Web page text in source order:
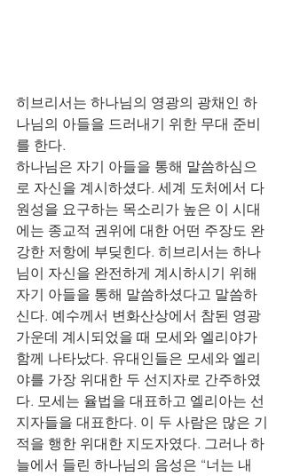
히브리서는 하나님의 영광의 광채인 하
나님의 아들을 드러내기 위한 무대 준비
를 한다.
하나님은 자기 아들을 통해 말씀하심으
로 자신을 계시하셨다. 세계 도처에서 다
원성을 요구하는 목소리가 높은 이 시대
에는 종교적 권위에 대한 어떤 주장도 완
강한 저항에 부딪힌다. 히브리서는 하나
님이 자신을 완전하게 계시하시기 위해
자기 아들을 통해 말씀하셨다고 말씀하
신다. 예수께서 변화산상에서 참된 영광
가운데 계시되었을 때 모세와 엘리야가
함께 나타났다. 유대인들은 모세와 엘리
야를 가장 위대한 두 선지자로 간주하였
다. 모세는 율법을 대표하고 엘리아는 선
지자들을 대표한다. 이 두 사람은 많은 기
적을 행한 위대한 지도자였다. 그러나 하
늘에서 들린 하나님의 음성은 “너는 내